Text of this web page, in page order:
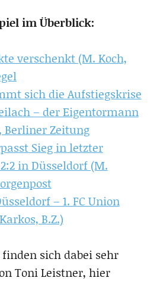
im Überblick:
verschenkt (M. Koch,
sich die Aufstiegskrise
– der Eigentormann
Berliner Zeitung
Sieg in letzter
in Düsseldorf (M.
– 1. FC Union
B.Z.)
sich dabei sehr
Toni Leistner, hier